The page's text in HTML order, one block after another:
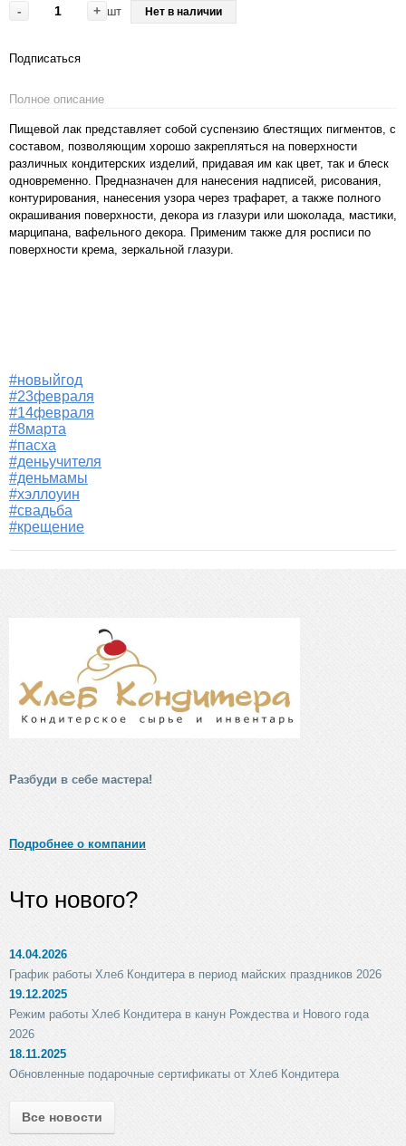
- + шт Нет в наличии
Подписаться
Полное описание
Пищевой лак представляет собой суспензию блестящих пигментов, с
составом, позволяющим хорошо закрепляться на поверхности
различных кондитерских изделий, придавая им как цвет, так и блеск
одновременно. Предназначен для нанесения надписей, рисования,
контурирования, нанесения узора через трафарет, а также полного
окрашивания поверхности, декора из глазури или шоколада, мастики,
марципана, вафельного декора. Применим также для росписи по
поверхности крема, зеркальной глазури.
#новыйгод
#23февраля
#14февраля
#8марта
#пасха
#деньучителя
#деньмамы
#хэллоуин
#свадьба
#крещение
Разбуди в себе мастера!
Подробнее о компании
Что нового?
14.04.2026
График работы Хлеб Кондитера в период майских праздников 2026
19.12.2025
Режим работы Хлеб Кондитера в канун Рождества и Нового года
2026
18.11.2025
Обновленные подарочные сертификаты от Хлеб Кондитера
Все новости